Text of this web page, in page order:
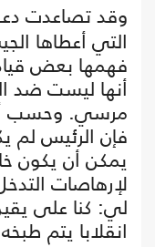
وقد تصاعدت
التي أعطاها
فهمها بعض
أنها ليست ضد
مرسي. وحسب
فإن الرئيس
يمكن أن يكون
لإرهاصات
انقلابا يتم